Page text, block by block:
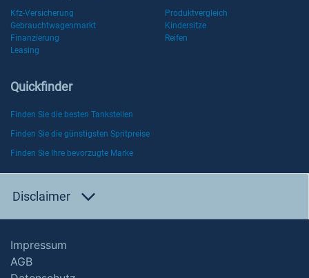
Kfz-Versicherung
Produktvergleich
Gebrauchtwagenmarkt
Kindersitze
Finanzierung
Reifen
Leasing
Quickfinder
Finden Sie die besten Tankstellen
Finden Sie die günstigsten Spritpreise
Finden Sie Ihre bevorzugte Marke
Disclaimer
Impressum
AGB